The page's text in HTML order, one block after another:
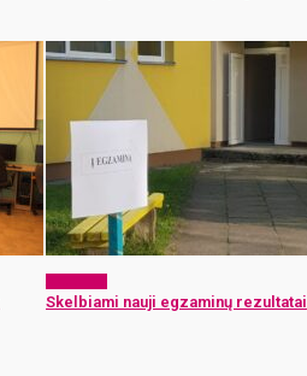
Skelbiami nauji egzaminų rezultatai